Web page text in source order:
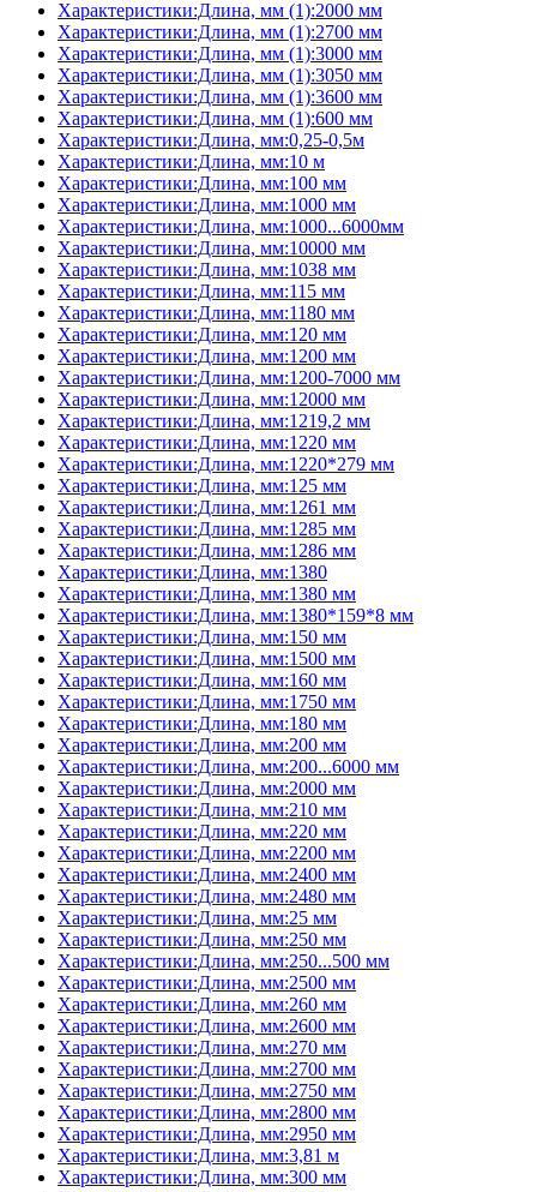
Характеристики:Длина, мм (1):2000 мм
Характеристики:Длина, мм (1):2700 мм
Характеристики:Длина, мм (1):3000 мм
Характеристики:Длина, мм (1):3050 мм
Характеристики:Длина, мм (1):3600 мм
Характеристики:Длина, мм (1):600 мм
Характеристики:Длина, мм:0,25-0,5м
Характеристики:Длина, мм:10 м
Характеристики:Длина, мм:100 мм
Характеристики:Длина, мм:1000 мм
Характеристики:Длина, мм:1000...6000мм
Характеристики:Длина, мм:10000 мм
Характеристики:Длина, мм:1038 мм
Характеристики:Длина, мм:115 мм
Характеристики:Длина, мм:1180 мм
Характеристики:Длина, мм:120 мм
Характеристики:Длина, мм:1200 мм
Характеристики:Длина, мм:1200-7000 мм
Характеристики:Длина, мм:12000 мм
Характеристики:Длина, мм:1219,2 мм
Характеристики:Длина, мм:1220 мм
Характеристики:Длина, мм:1220*279 мм
Характеристики:Длина, мм:125 мм
Характеристики:Длина, мм:1261 мм
Характеристики:Длина, мм:1285 мм
Характеристики:Длина, мм:1286 мм
Характеристики:Длина, мм:1380
Характеристики:Длина, мм:1380 мм
Характеристики:Длина, мм:1380*159*8 мм
Характеристики:Длина, мм:150 мм
Характеристики:Длина, мм:1500 мм
Характеристики:Длина, мм:160 мм
Характеристики:Длина, мм:1750 мм
Характеристики:Длина, мм:180 мм
Характеристики:Длина, мм:200 мм
Характеристики:Длина, мм:200...6000 мм
Характеристики:Длина, мм:2000 мм
Характеристики:Длина, мм:210 мм
Характеристики:Длина, мм:220 мм
Характеристики:Длина, мм:2200 мм
Характеристики:Длина, мм:2400 мм
Характеристики:Длина, мм:2480 мм
Характеристики:Длина, мм:25 мм
Характеристики:Длина, мм:250 мм
Характеристики:Длина, мм:250...500 мм
Характеристики:Длина, мм:2500 мм
Характеристики:Длина, мм:260 мм
Характеристики:Длина, мм:2600 мм
Характеристики:Длина, мм:270 мм
Характеристики:Длина, мм:2700 мм
Характеристики:Длина, мм:2750 мм
Характеристики:Длина, мм:2800 мм
Характеристики:Длина, мм:2950 мм
Характеристики:Длина, мм:3,81 м
Характеристики:Длина, мм:300 мм